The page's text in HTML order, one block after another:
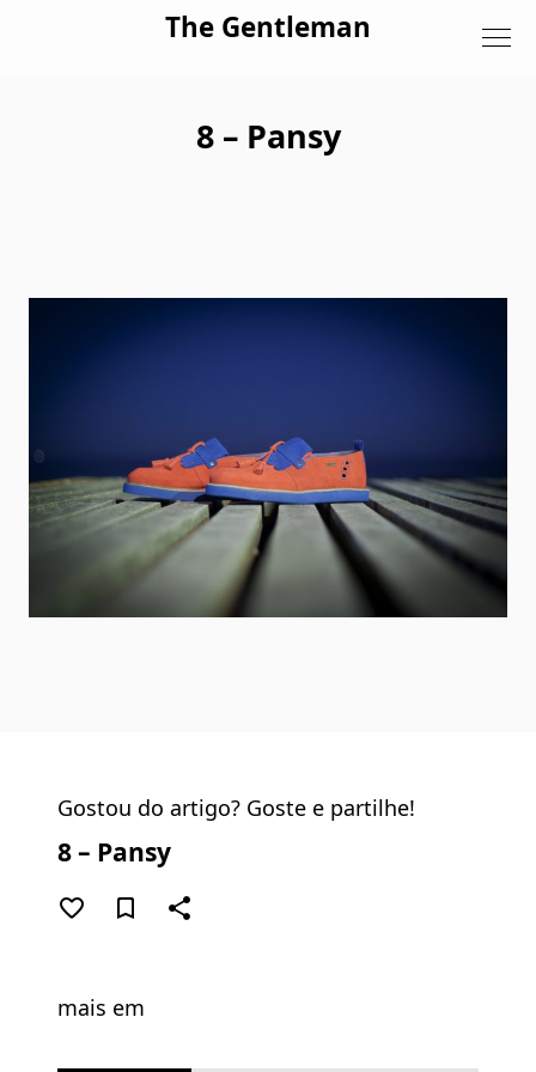
The Gentleman
8 – Pansy
Gostou do artigo? Goste e partilhe!
8 – Pansy
favorite_border bookmark_border share
mais em